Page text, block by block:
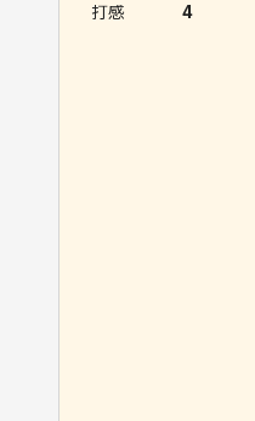
打感
4